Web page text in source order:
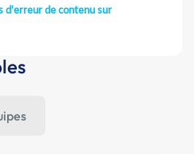
d'erreur de contenu sur